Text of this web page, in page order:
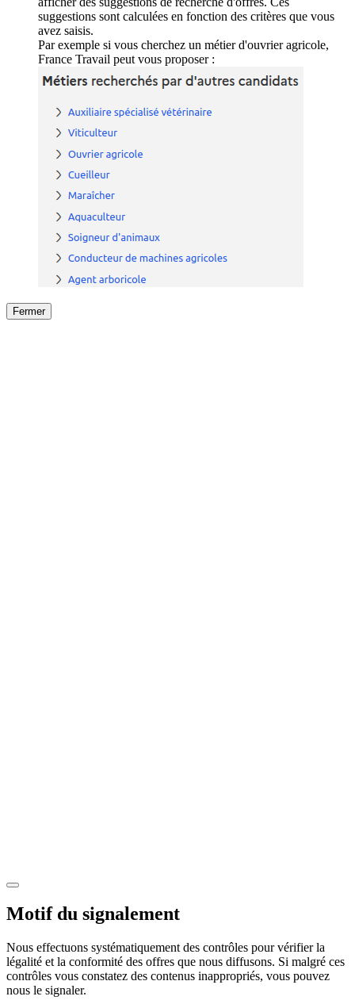
suggestions sont calculées en fonction des critères que vous
avez saisis.
Par exemple si vous cherchez un métier d'ouvrier agricole,
France Travail peut vous proposer :
Fermer
Motif du signalement
Nous effectuons systématiquement des contrôles pour vérifier la
légalité et la conformité des offres que nous diffusons. Si malgré ces
contrôles vous constatez des contenus inappropriés, vous pouvez
nous le signaler.